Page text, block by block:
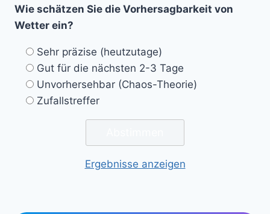
Wie schätzen Sie die Vorhersagbarkeit von
Wetter ein?
Sehr präzise (heutzutage)
Gut für die nächsten 2-3 Tage
Unvorhersehbar (Chaos-Theorie)
Zufallstreffer
Ergebnisse anzeigen